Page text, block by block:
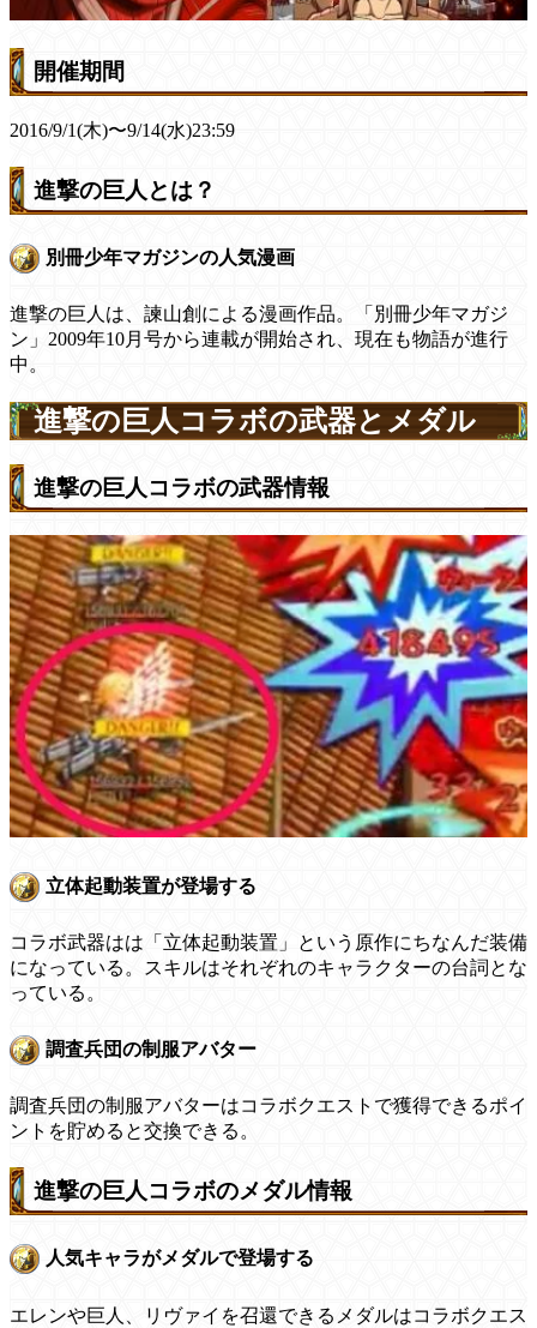
開催期間
2016/9/1(木)〜9/14(水)23:59
進撃の巨人とは？
別冊少年マガジンの人気漫画
進撃の巨人は、諫山創による漫画作品。「別冊少年マガジ
ン」2009年10月号から連載が開始され、現在も物語が進行
中。
進撃の巨人コラボの武器とメダル
進撃の巨人コラボの武器情報
立体起動装置が登場する
コラボ武器はは「立体起動装置」という原作にちなんだ装備
になっている。スキルはそれぞれのキャラクターの台詞とな
っている。
調査兵団の制服アバター
調査兵団の制服アバターはコラボクエストで獲得できるポイ
ントを貯めると交換できる。
進撃の巨人コラボのメダル情報
人気キャラがメダルで登場する
エレンや巨人、リヴァイを召還できるメダルはコラボクエス